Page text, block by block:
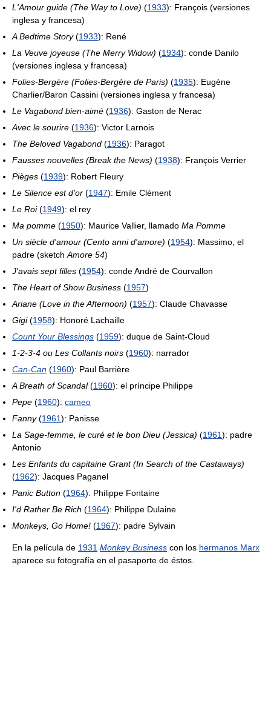
L'Amour guide (The Way to Love) (1933): François (versiones
inglesa y francesa)
A Bedtime Story(1933): René
La Veuve joyeuse (The Merry Widow) (1934): conde Danilo
(versiones inglesa y francesa)
Folies-Bergère (Folies-Bergère de Paris) (1935): Eugène
Charlier/Baron Cassini (versiones inglesa y francesa)
Le Vagabond bien-aimé (1936): Gaston de Nerac
Avec le sourire (1936): Victor Larnois
The Beloved Vagabond (1936): Paragot
Fausses nouvelles (Break the News) (1938): François Verrier
Pièges (1939): Robert Fleury
Le Silence est d'or (1947): Emile Clément
Le Roi(1949): el rey
Ma pomme (1950): Maurice Vallier, llamado Ma Pomme
Un siècle d'amour (Cento anni d'amore) (1954): Massimo, el
padre (sketch Amore 54)
J'avais sept filles (1954): conde André de Courvallon
The Heart of Show Business (1957)
Ariane (Love in the Afternoon) (1957): Claude Chavasse
Gigi(1958): Honoré Lachaille
Count Your Blessings (1959): duque de Saint-Cloud
1-2-3-4 ou Les Collants noirs (1960): narrador
Can-Can (1960): Paul Barrière
A Breath of Scandal(1960): el príncipe Philippe
Pepe (1960): cameo
Fanny(1961): Panisse
La Sage-femme, le curé et le bon Dieu (Jessica) (1961): padre
Antonio
Les Enfants du capitaine Grant (In Search of the Castaways)
(1962): Jacques Paganel
Panic Button (1964): Philippe Fontaine
I'd Rather Be Rich (1964): Philippe Dulaine
Monkeys, Go Home! (1967): padre Sylvain
En la película de 1931 Monkey Business con los hermanos Marx
aparece su fotografía en el pasaporte de éstos.